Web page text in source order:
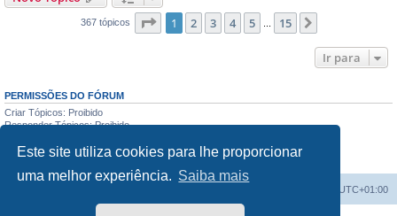
Este site utiliza cookies para lhe proporcionar
uma melhor experiência. Saiba mais
367 tópicos Página de 15
1 2 3 4 5 15
Ir para
PERMISSÕES DO FÓRUM
Criar Tópicos: Proibido
Responder Tópicos: Proibido
Apagar Mensagens: Proibido
UTC+01:00